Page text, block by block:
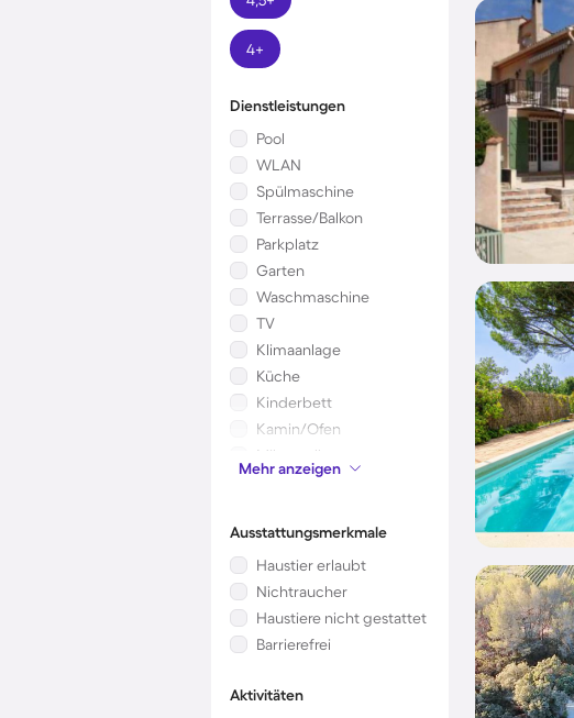
4+
Dienstleistungen
Pool
WLAN
Spülmaschine
Terrasse/Balkon
Parkplatz
Garten
Waschmaschine
TV
Klimaanlage
Küche
Kinderbett
Kamin/Ofen
Mikrowelle
Whirlpool
Mehr anzeigen
Ausstattungsmerkmale
Haustier erlaubt
Nichtraucher
Haustiere nicht gestattet
Barrierefrei
Aktivitäten